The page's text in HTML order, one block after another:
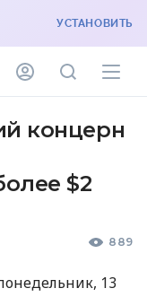
УСТАНОВИТЬ
концерн
$2
889
13